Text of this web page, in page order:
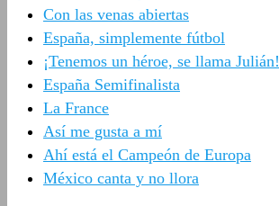
Con las venas abiertas
España, simplemente fútbol
¡Tenemos un héroe, se llama Julián!
España Semifinalista
La France
Así me gusta a mí
Ahí está el Campeón de Europa
México canta y no llora